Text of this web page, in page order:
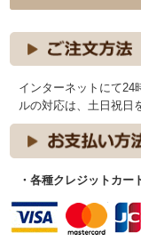
インターネットにて24
ルの対応は、土日祝日
・各種クレジットカー